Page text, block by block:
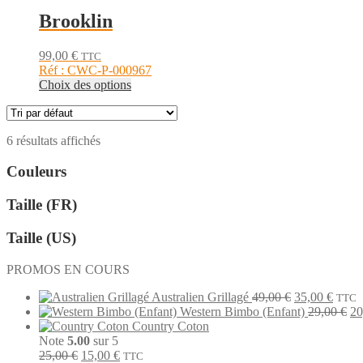
produit
peuvent
être
choisies
sur
Brooklin
99,00 € TTC
Réf : CWC-P-000967
Choix des optionsCe
6 résultats affichés
Couleurs
Taille (FR)
Taille (US)
PROMOS EN COURS
Australien Grillagé 49,00€ Le
prix
35,00 €Le
prix
TTC
Western Bimbo (Enfant) 29,00€ Le
Country Coton
Note 5.00 sur 5
25,00€ Le
15,00 €Le
TTC